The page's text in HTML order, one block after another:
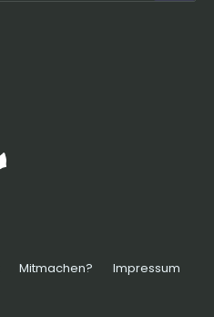
Mitmachen?
Impressum